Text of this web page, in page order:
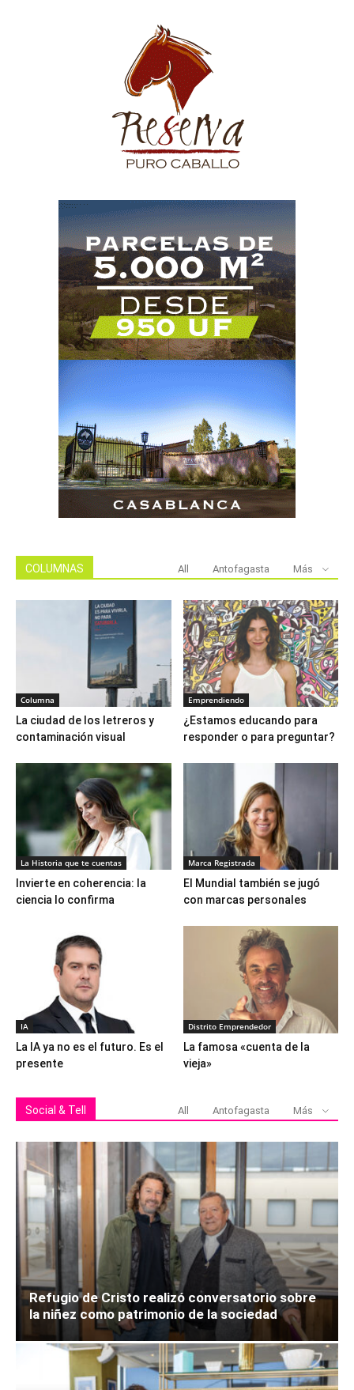
COLUMNAS All Antofagasta Más
Columna
La ciudad de los letreros y
contaminación visual
Emprendiendo
¿Estamos educando para
responder o para preguntar?
La Historia que te cuentas
Invierte en coherencia: la
ciencia lo confirma
Marca Registrada
El Mundial también se jugó
con marcas personales
IA
La IA ya no es el futuro. Es el
presente
Distrito Emprendedor
La famosa «cuenta de la
vieja»
Social & Tell All Antofagasta Más
Refugio de Cristo realizó conversatorio sobre
la niñez como patrimonio de la sociedad